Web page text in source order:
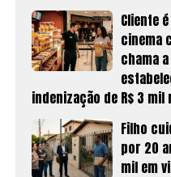
Cliente
cinema
chama
indenização de R$ 3
Filho
por 20
mil em